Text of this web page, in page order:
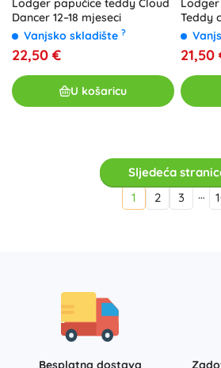
Lodger papučice teddy Cloud
Dancer 12–18 mjeseci
Vanjsko skladište ?
22,50 €
U košaricu
Teddy
mjeseci
21,50
Sljedeća
1
2 3 …
Besplatna dostava